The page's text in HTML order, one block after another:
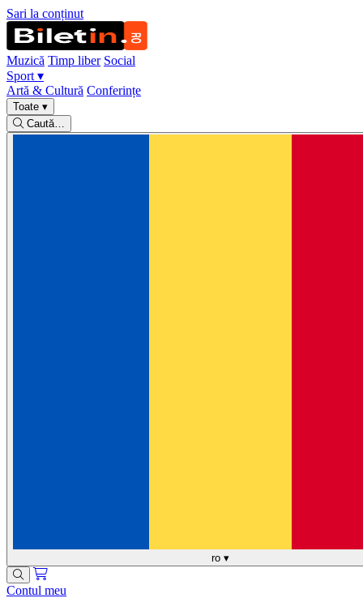
Sari la conținut
Muzică Timp liber Social
Sport ▾
Artă & Cultură Conferințe
Toate ▾
Caută…
ro ▾
Contul meu